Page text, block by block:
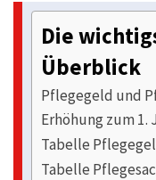
Die
Überblick
Pflegegeld und
Erhöhung zum 1.
Tabelle
Tabelle